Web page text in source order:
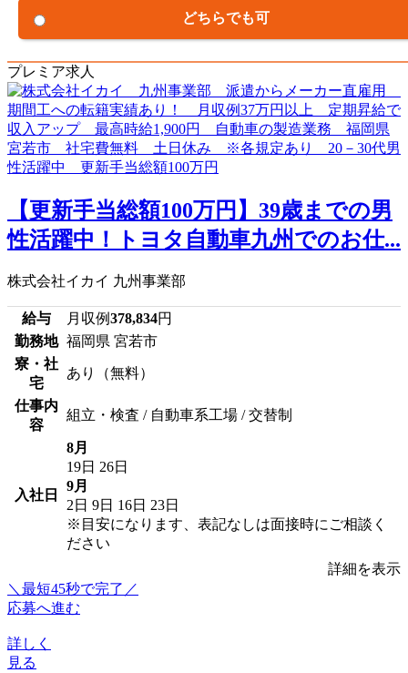
どちらでも可
プレミア求人
【更新手当総額100万円】39歳までの男
性活躍中！トヨタ自動車九州でのお仕...
株式会社イカイ 九州事業部
給与 月収例378,834円
勤務地 福岡県 宮若市
寮・社
宅
あり（無料）
仕事内
容
組立・検査 / 自動車系工場 / 交替制
入社日
8月
19日 26日
9月
2日 9日 16日 23日
※目安になります、表記なしは面接時にご相談く
ださい
詳細を表示
＼最短45秒で完了／
応募へ進む
詳しく
見る